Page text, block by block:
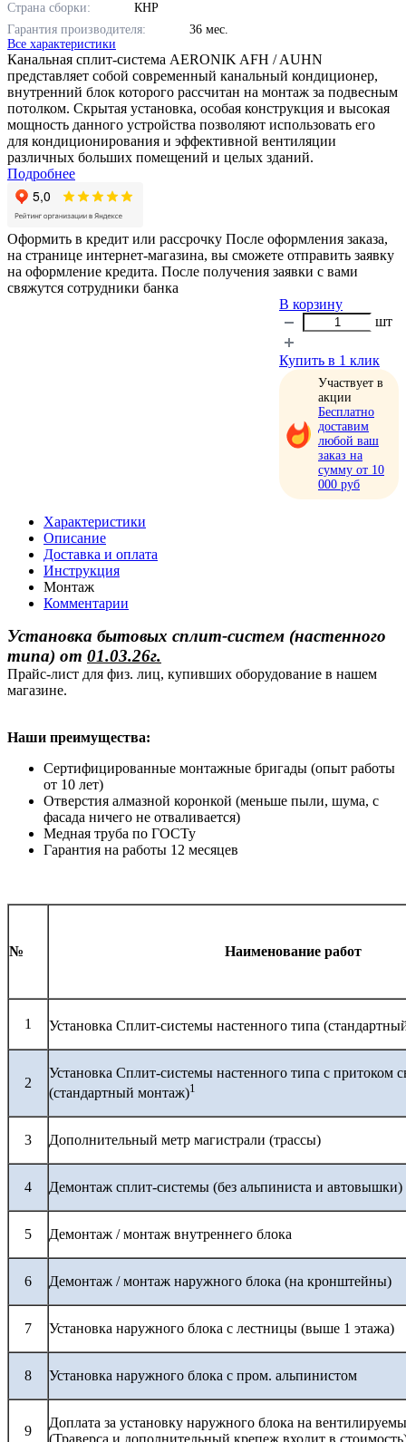
Страна сборки:
КНР
Гарантия производителя:
36 мес.
Все характеристики
Канальная сплит-система AERONIK AFH / AUHN
представляет собой современный канальный кондиционер,
внутренний блок которого рассчитан на монтаж за подвесным
потолком. Скрытая установка, особая конструкция и высокая
мощность данного устройства позволяют использовать его
для кондиционирования и эффективной вентиляции
различных больших помещений и целых зданий.
Подробнее
Оформить в кредит или рассрочку После оформления заказа,
на странице интернет-магазина, вы сможете отправить заявку
на оформление кредита. После получения заявки с вами
свяжутся сотрудники банка
В корзину
шт
Купить в 1 клик
Участвует в
акции
Бесплатно
доставим
любой ваш
заказ на
сумму от 10
000 руб
Характеристики
Описание
Доставка и оплата
Инструкция
Монтаж
Комментарии
Установка бытовых сплит-систем (настенного
типа) от 01.03.26г.
Прайс-лист для физ. лиц, купивших оборудование в нашем
магазине.
Наши преимущества:
Сертифицированные монтажные бригады (опыт работы
от 10 лет)
Отверстия алмазной коронкой (меньше пыли, шума, с
фасада ничего не отваливается)
Медная труба по ГОСТу
Гарантия на работы 12 месяцев
№ Наименование работ
1 Установка Сплит-системы настенного типа
2
Установка Сплит-системы настенного типа с притоком
(стандартный монтаж)1
3 Дополнительный метр магистрали (трассы)
4 Демонтаж сплит-системы (без альпиниста и автовышки)
5 Демонтаж / монтаж внутреннего блока
6 Демонтаж / монтаж наружного блока (на кронштейны)
7 Установка наружного блока с лестницы (выше 1 этажа)
8 Установка наружного блока с пром. альпинистом
9
Доплата за установку наружного блока на
(Траверса и дополнительный крепеж входит в